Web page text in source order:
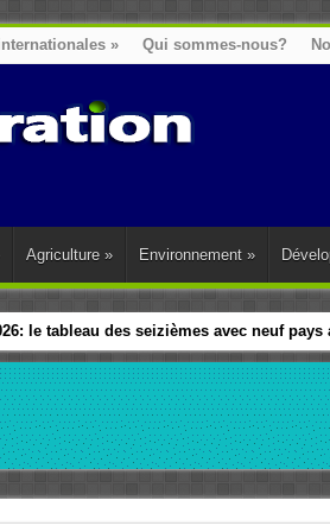
» Qui sommes-nous?
Agriculture » Environnement »
le tableau des seizièmes avec neuf
et sa diaspora tentent de parler